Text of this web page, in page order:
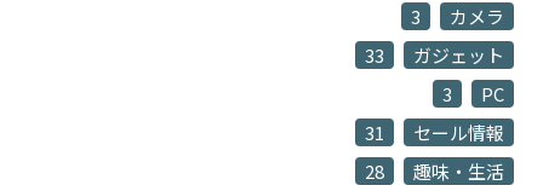
カメラ
3
ガジェット
33
PC
3
セール情報
31
趣味・生活
28